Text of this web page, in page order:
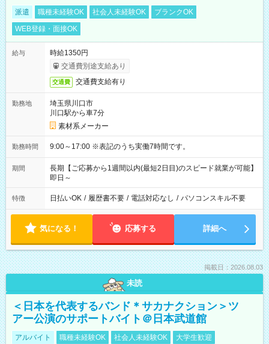
派遣 職種未経験OK 社会人未経験OK
ブランクOK
WEB登録・面接OK
給与
時給1350円
交通費別途支給あり
交通費 交通費支給有り
勤務地
埼玉県川口市
川口駅から車7分
素材系メーカー
勤務時間 9:00～17:00 ※表記のうち実働7時間です。
期間
長期【ご応募から1週間以内(最短2日目)のスピード就業が可能】
即日～
特徴 日払いOK / 履歴書不要 / 電話対応なし / パソコンスキル不要
気になる！ 応募する 詳細へ
掲載日：2026.08.03
未読
＜日本を代表するバンド＊サカナクション＞ツ
アー公演のサポートバイト＠日本武道館
アルバイト 職種未経験OK 社会人未経験OK
大学生歓迎